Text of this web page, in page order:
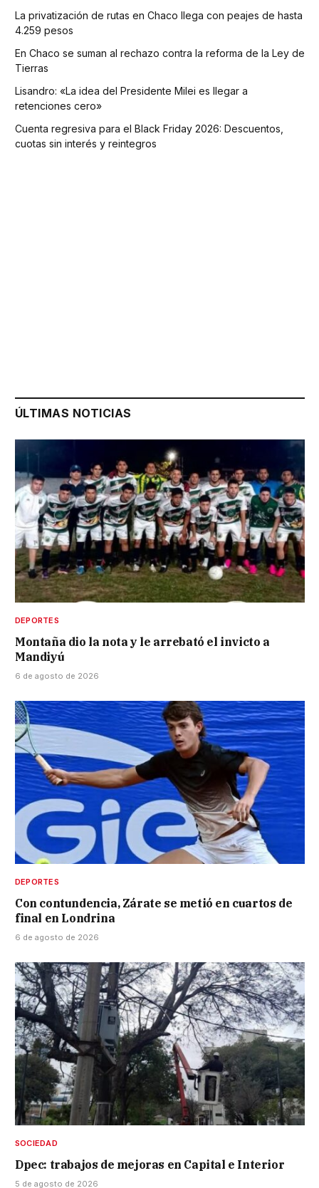
La privatización de rutas en Chaco llega con peajes de hasta
4.259 pesos
En Chaco se suman al rechazo contra la reforma de la Ley de
Tierras
Lisandro: «La idea del Presidente Milei es llegar a
retenciones cero»
Cuenta regresiva para el Black Friday 2026: Descuentos,
cuotas sin interés y reintegros
ÚLTIMAS NOTICIAS
DEPORTES
Montaña dio la nota y le arrebató el invicto a
Mandiyú
6 de agosto de 2026
DEPORTES
Con contundencia, Zárate se metió en cuartos de
final en Londrina
6 de agosto de 2026
SOCIEDAD
Dpec: trabajos de mejoras en Capital e Interior
5 de agosto de 2026